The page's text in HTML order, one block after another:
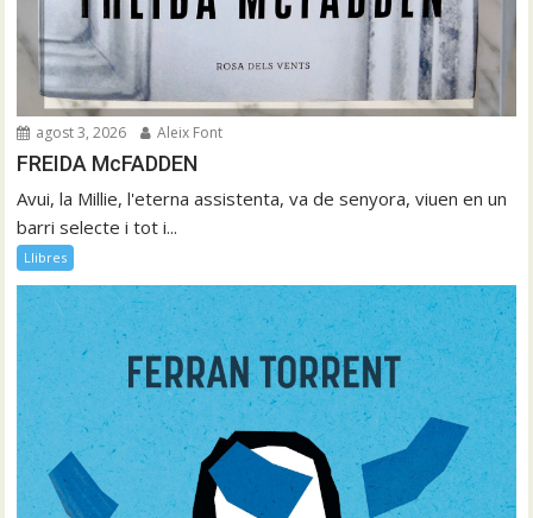
agost 3, 2026 Aleix Font
FREIDA McFADDEN
Avui, la Millie, l'eterna assistenta, va de senyora, viuen en un
barri selecte i tot i...
Llibres